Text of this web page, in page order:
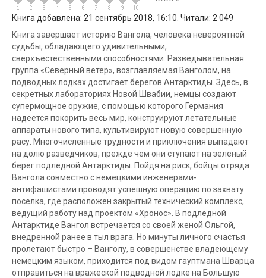
Книга добавлена: 21 сентябрь 2018, 16:10. Читали: 2 049
Книга завершает историю Вангола, человека невероятной
судьбы, обладающего удивительными,
сверхъестественными способностями. Разведывательная
группа «Северный ветер», возглавляемая Ванголом, на
подводных лодках достигает берегов Антарктиды. Здесь, в
секретных лабораториях Новой Швабии, немцы создают
супермощное оружие, с помощью которого Германия
надеется покорить весь мир, конструируют летательные
аппараты нового типа, культивируют новую совершенную
расу. Многочисленные трудности и приключения выпадают
на долю разведчиков, прежде чем они ступают на зеленый
берег подледной Антарктиды. Пойдя на риск, бойцы отряда
Вангола совместно с немецкими инженерами-
антифашистами проводят успешную операцию по захвату
поселка, где расположен закрытый технический комплекс,
ведущий работу над проектом «Хронос». В подледной
Антарктиде Вангол встречается со своей женой Ольгой,
внедренной ранее в тыл врага. Но минуты личного счастья
пролетают быстро – Ванголу, в совершенстве владеющему
немецким языком, приходится под видом гауптмана Шварца
отправиться на вражеской подводной лодке на Большую